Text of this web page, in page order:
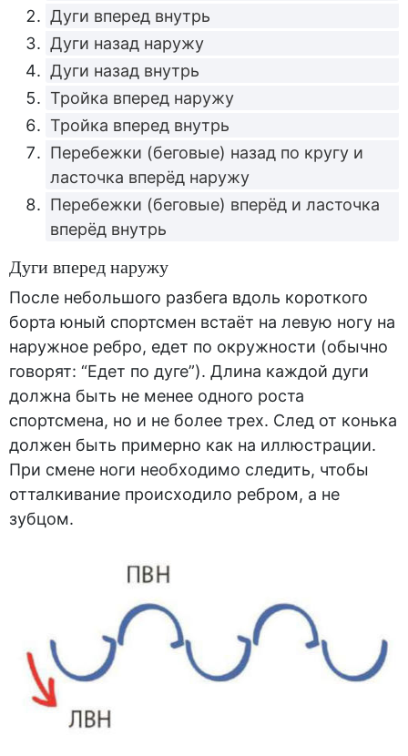
Дуги вперед внутрь
Дуги назад наружу
Дуги назад внутрь
Тройка вперед наружу
Тройка вперед внутрь
Перебежки (беговые) назад по кругу и
ласточка вперёд наружу
Перебежки (беговые) вперёд и ласточка
вперёд внутрь
Дуги вперед наружу
После небольшого разбега вдоль короткого
борта юный спортсмен встаёт на левую ногу на
наружное ребро, едет по окружности (обычно
говорят: “Едет по дуге”). Длина каждой дуги
должна быть не менее одного роста
спортсмена, но и не более трех. След от конька
должен быть примерно как на иллюстрации.
При смене ноги необходимо следить, чтобы
отталкивание происходило ребром, а не
зубцом.